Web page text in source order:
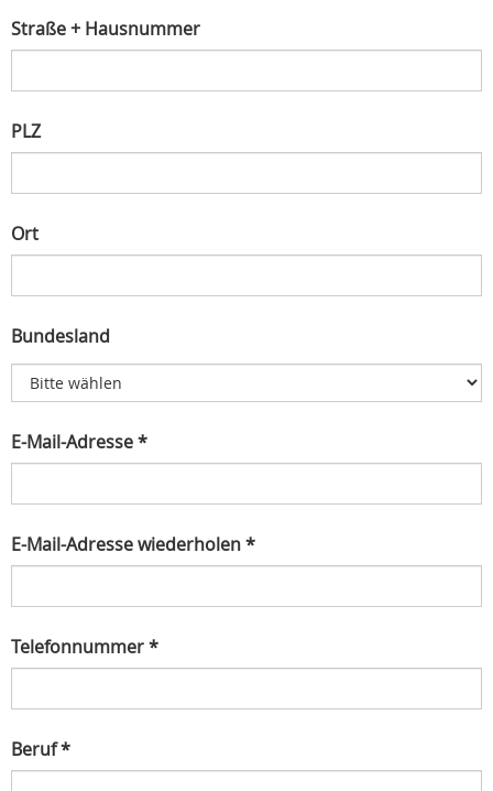
Straße + Hausnummer
PLZ
Ort
Bundesland
E-Mail-Adresse *
E-Mail-Adresse wiederholen *
Telefonnummer *
Beruf *